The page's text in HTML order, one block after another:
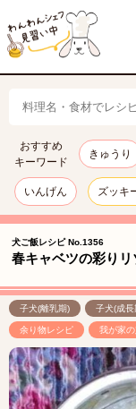
おすすめ
キーワード
きゅうり
いんげん ズッキ
犬ご飯レシピ No.1356
春キャベツの彩りリ
子犬(離乳期) 子犬(成長
余り物レシピ 我が家